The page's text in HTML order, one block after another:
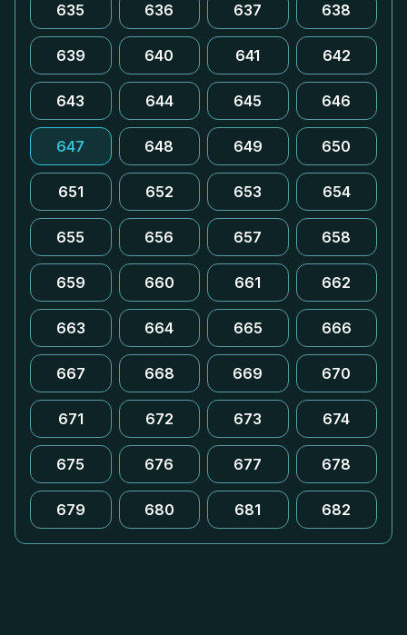
635 636 637 638
639 640 641 642
643 644 645 646
647 648 649 650
651 652 653 654
655 656 657 658
659 660 661 662
663 664 665 666
667 668 669 670
671 672 673 674
675 676 677 678
679 680 681 682